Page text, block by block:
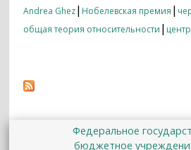
Andrea Ghez| Нобелевская премия |
общая теория относительности |
Федеральное
бюджетное